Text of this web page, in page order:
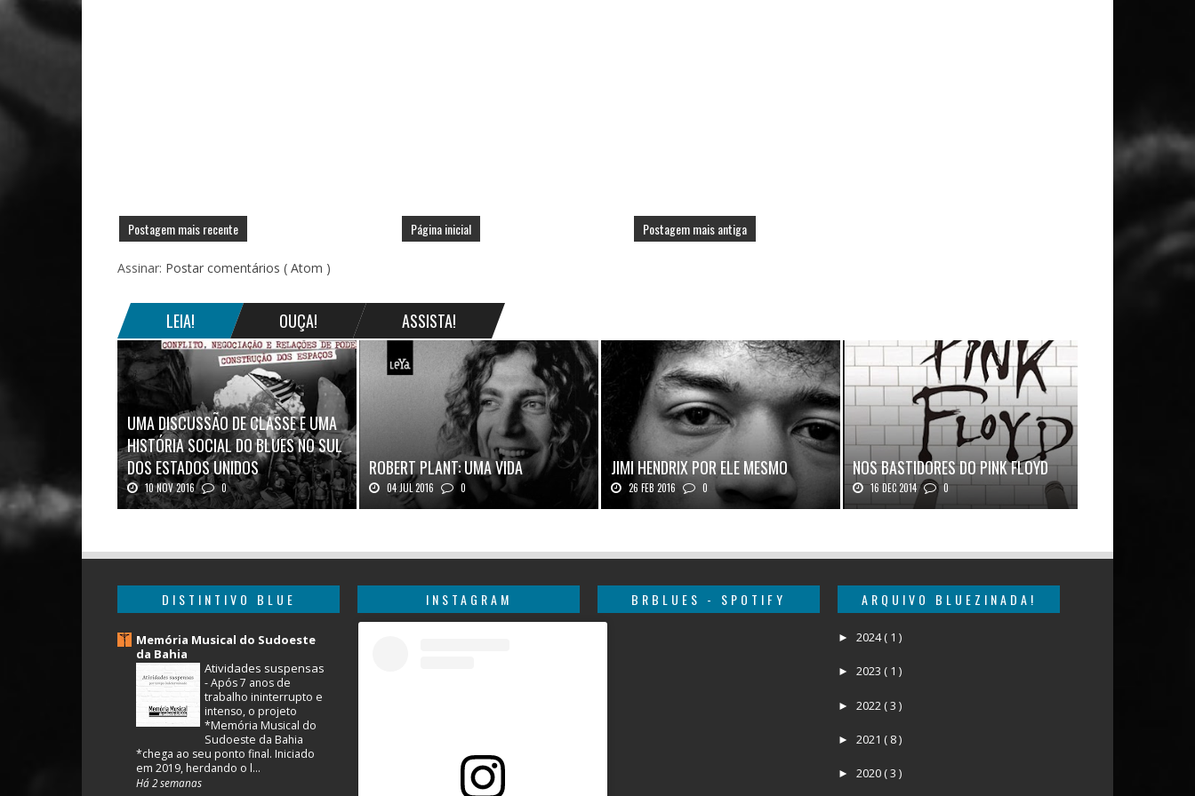
Postagem mais recente Postagem mais antiga
Página inicial
Assinar: Postar comentários ( Atom )
LEIA! OUÇA! ASSISTA!
UMA DISCUSSÃO DE CLASSE E UMA
HISTÓRIA SOCIAL DO BLUES NO SUL
DOS ESTADOS UNIDOS
10 NOV 2016 0
Mais uma ótima oportunidade de se
ROBERT PLANT: UMA VIDA
04 JUL 2016 0
Robert Plant, o vocalista do Led Zeppeli...
JIMI HENDRIX POR ELE MESMO
26 FEB 2016 0
NOS BASTIDORES DO PINK FLOYD
16 DEC 2014 0
Nos Bastidores do Pink Floyd Autor: Mark B...
DISTINTIVO BLUE
Memória Musical do Sudoeste
da Bahia
Atividades suspensas
-Após 7 anos de
trabalho ininterrupto e
intenso, o projeto
*Memória Musical do
Sudoeste da Bahia
*chega ao seu ponto final. Iniciado
em 2019, herdando o l...
Há 2 semanas
INSTAGRAM BRBLUES - SPOTIFY ARQUIVO BLUEZINADA!
► 2024( 1 )
► 2023 ( 1 )
► 2022 ( 3 )
► 2021 ( 8 )
► 2020 ( 3 )